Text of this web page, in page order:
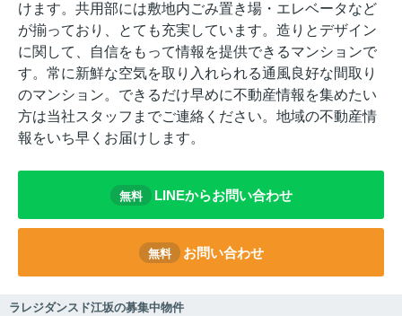
けます。共用部には敷地内ごみ置き場・エレベータなど
が揃っており、とても充実しています。造りとデザイン
に関して、自信をもって情報を提供できるマンションで
す。常に新鮮な空気を取り入れられる通風良好な間取り
のマンション。できるだけ早めに不動産情報を集めたい
方は当社スタッフまでご連絡ください。地域の不動産情
報をいち早くお届けします。
無料 LINEからお問い合わせ
無料 お問い合わせ
ラレジダンスド江坂の募集中物件